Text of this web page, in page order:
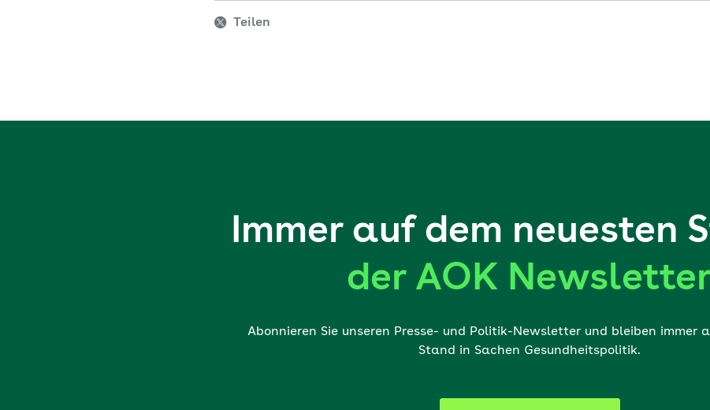
Teilen
Immer auf dem neuesten
der AOK
Abonnieren Sie unseren Presse- und Politik-Newsletter und bleiben immer
Stand in Sachen Gesundheitspolitik.